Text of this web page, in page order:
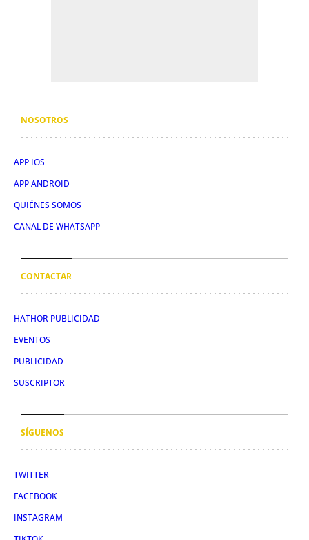
NOSOTROS
APP IOS
APP ANDROID
QUIÉNES SOMOS
CANAL DE WHATSAPP
CONTACTAR
HATHOR PUBLICIDAD
EVENTOS
PUBLICIDAD
SUSCRIPTOR
SÍGUENOS
TWITTER
FACEBOOK
INSTAGRAM